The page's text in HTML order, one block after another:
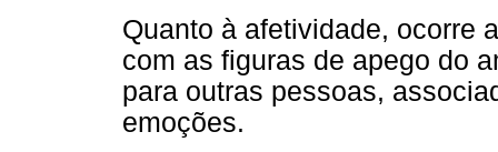
Quanto à afetividade, ocorre
com as figuras de apego do
para outras pessoas,
emoções.